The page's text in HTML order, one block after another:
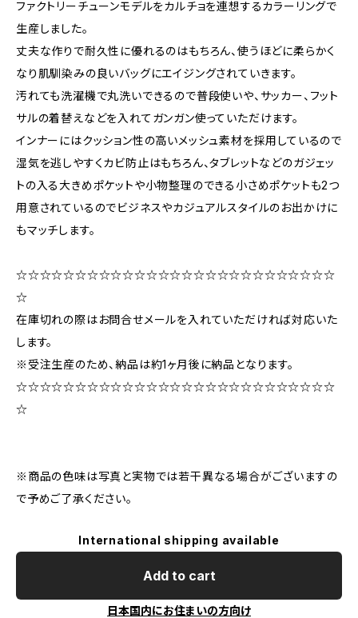
ファクトリーチューンモデルをカルチョを連想するカラーリングで
生産しました。
丈夫な作りで耐久性に優れるのはもちろん、使うほどに柔らかく
なり肌馴染みの良いバッグにエイジングされていきます。
汚れても洗濯機で丸洗いできるので普段使いや、サッカー、フット
サルの着替えなどを入れてガンガン使っていただけます。
インナーにはクッション性の高いメッシュ素材を採用しているので
湿気を逃しやすくカビ防止はもちろん、タブレットなどのガジェッ
トの入る大きめポケットや小物整理のできる小さめポケットも2つ
用意されているのでビジネスやカジュアルスタイルのお出かけに
もマッチします。
☆☆☆☆☆☆☆☆☆☆☆☆☆☆☆☆☆☆☆☆☆☆☆☆☆☆☆
☆
在庫切れの際はお問合せメールを入れていただければ対応いた
します。
※受注生産のため、納品は約1ヶ月後に納品となります。
☆☆☆☆☆☆☆☆☆☆☆☆☆☆☆☆☆☆☆☆☆☆☆☆☆☆☆
☆
※商品の色味は写真と実物では若干異なる場合がございますの
で予めご了承ください。
International shipping available
Add to cart
日本国内にお住まいの方向け